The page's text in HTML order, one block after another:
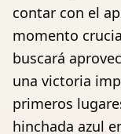
contar con el
momento
buscará
una victoria
primeros
hinchada azul